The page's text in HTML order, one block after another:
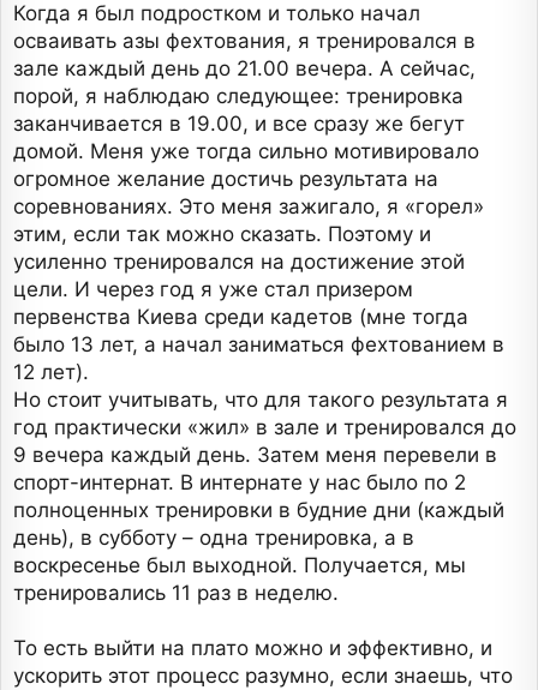
Когда я был подростком и только начал
осваивать азы фехтования, я тренировался в
зале каждый день до 21.00 вечера. А сейчас,
порой, я наблюдаю следующее: тренировка
заканчивается в 19.00, и все сразу же бегут
домой. Меня уже тогда сильно мотивировало
огромное желание достичь результата на
соревнованиях. Это меня зажигало, я «горел»
этим, если так можно сказать. Поэтому и
усиленно тренировался на достижение этой
цели. И через год я уже стал призером
первенства Киева среди кадетов (мне тогда
было 13 лет, а начал заниматься фехтованием в
12 лет).
Но стоит учитывать, что для такого результата я
год практически «жил» в зале и тренировался до
9 вечера каждый день. Затем меня перевели в
спорт-интернат. В интернате у нас было по 2
полноценных тренировки в будние дни (каждый
день), в субботу – одна тренировка, а в
воскресенье был выходной. Получается, мы
тренировались 11 раз в неделю.
То есть выйти на плато можно и эффективно, и
ускорить этот процесс разумно, если знаешь, что